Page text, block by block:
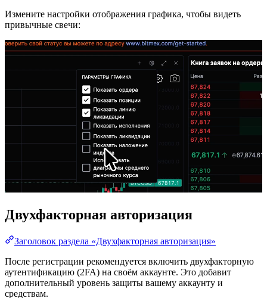
Измените настройки отображения графика, чтобы видеть
привычные свечи:
Двухфакторная авторизация
Заголовок раздела «Двухфакторная авторизация»
После регистрации рекомендуется включить двухфакторную
аутентификацию (2FA) на своём аккаунте. Это добавит
дополнительный уровень защиты вашему аккаунту и
средствам.